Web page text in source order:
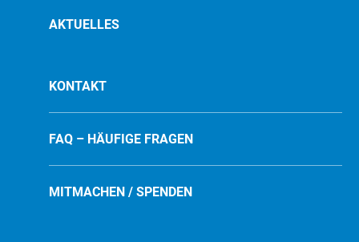
AKTUELLES
KONTAKT
FAQ – HÄUFIGE FRAGEN
MITMACHEN / SPENDEN